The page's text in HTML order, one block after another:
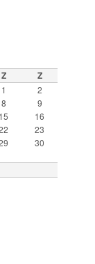
Z Z
1
2
8
9
15
16
23
30